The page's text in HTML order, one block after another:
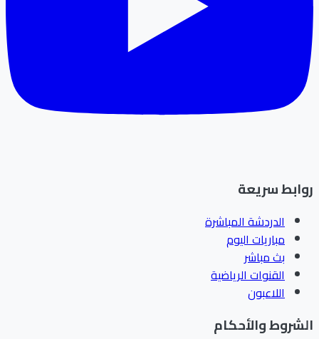
سريعة
الدردشة المباشرة
مباريات اليوم
بث مباشر
القنوات الرياضية
اللاعبون
والأحكام